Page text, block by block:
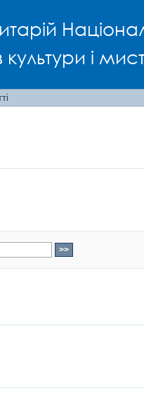
культури і